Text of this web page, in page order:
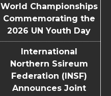
World Championships
Commemorating the
2026 UN Youth Day
International
Northern Ssireum
Federation (INSF)
Announces Joint